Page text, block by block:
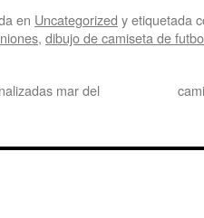
en Uncategorized y etiquetada
, dibujo de camiseta de
mar del